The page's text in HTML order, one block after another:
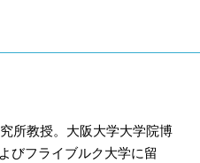
所教授。大阪大学大学院博
びフライブルク大学に留